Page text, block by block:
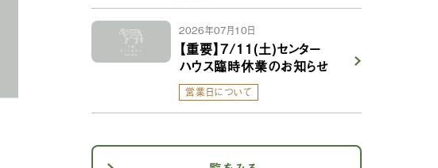
2026年07月10日
【重要】7/11(土)センター
ハウス臨時休業のお知らせ
営業日について